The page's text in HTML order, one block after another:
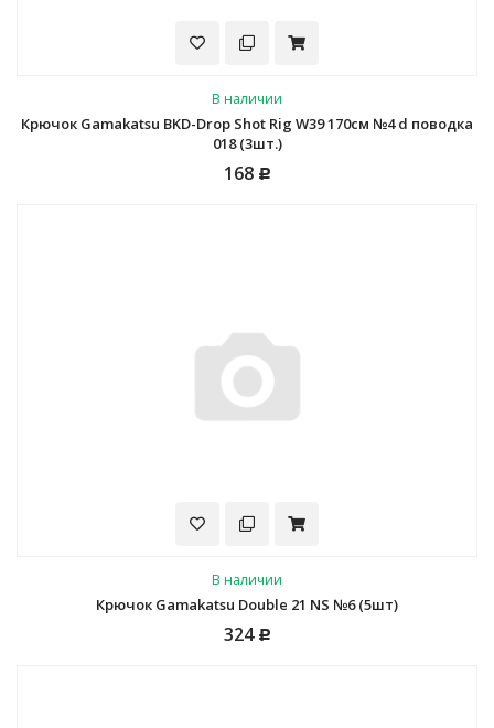
В наличии
Крючок Gamakatsu BKD-Drop Shot Rig W39 170см №4 d поводка
018 (3шт.)
168 Р
В наличии
Крючок Gamakatsu Double 21 NS №6 (5шт)
324 Р